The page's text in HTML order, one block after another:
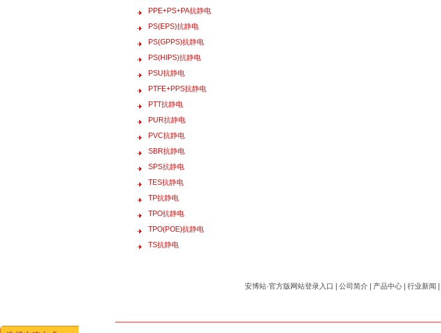
PPE+PS+PA抗静电
PS(EPS)抗静电
PS(GPPS)抗静电
PS(HIPS)抗静电
PSU抗静电
PTFE+PPS抗静电
PTT抗静电
PUR抗静电
PVC抗静电
SBR抗静电
SPS抗静电
TES抗静电
TP抗静电
TPO抗静电
TPO(POE)抗静电
TS抗静电
安博站·官方版网站登录入口 公司简介 产品中心 行业新闻